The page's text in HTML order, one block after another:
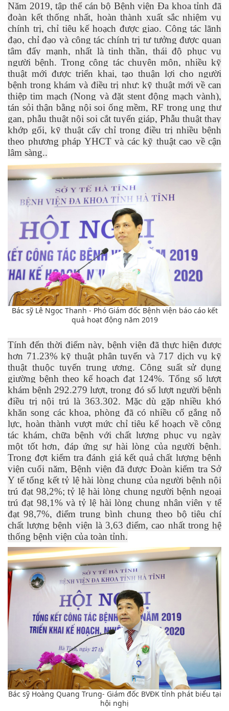
Năm 2019, tập thể cán bộ Bệnh viện Đa khoa tỉnh đã
đoàn kết thống nhất, hoàn thành xuất sắc nhiệm vụ
chính trị, chỉ tiêu kế hoạch được giao. Công tác lãnh
đạo, chỉ đạo và công tác chính trị tư tưởng được quan
tâm đẩy mạnh, nhất là tinh thần, thái độ phục vụ
người bệnh. Trong công tác chuyên môn, nhiều kỹ
thuật mới được triển khai, tạo thuận lợi cho người
bệnh trong khám và điều trị như: kỹ thuật mới về can
thiệp tim mạch (Nong và đặt stent động mạch vành),
tán sỏi thận bằng nội soi ống mềm, RF trong ung thư
gan, phẫu thuật nội soi cắt tuyến giáp, Phẫu thuật thay
khớp gối, kỹ thuật cấy chỉ trong điều trị nhiều bệnh
theo phương pháp YHCT và các kỹ thuật cao về cận
lâm sàng..
Bác sỹ Lê Ngọc Thanh - Phó Giám đốc Bệnh viện báo cáo kết
quả hoạt động năm 2019
Tính đến thời điểm này, bệnh viện đã thực hiện được
hơn 71.23% kỹ thuật phân tuyến và 717 dịch vụ kỹ
thuật thuộc tuyến trung ương. Công suất sử dụng
giường bệnh theo kế hoạch đạt 124%. Tổng số lượt
khám bệnh 292.279 lượt, trong đó số lượt người bệnh
điều trị nội trú là 363.302. Mặc dù gặp nhiều khó
khăn song các khoa, phòng đã có nhiều cố gắng nỗ
lực, hoàn thành vượt mức chỉ tiêu kế hoạch về công
tác khám, chữa bệnh với chất lượng phục vụ ngày
một tốt hơn, đáp ứng sự hài lòng của người bệnh.
Trong đợt kiểm tra đánh giá kết quả chất lượng bệnh
viện cuối năm, Bệnh viện đã được Đoàn kiểm tra Sở
Y tế tổng kết tỷ lệ hài lòng chung của người bệnh nội
trú đạt 98,2%; tỷ lệ hài lòng chung người bệnh ngoại
trú đạt 98,1% và tỷ lệ hài lòng chung nhân viên y tế
đạt 98,7%, điểm trung bình chung theo bộ tiêu chí
chất lượng bệnh viện là 3,63 điểm, cao nhất trong hệ
thống bệnh viện của toàn tỉnh.
Bác sỹ Hoàng Quang Trung- Giám đốc BVĐK tỉnh phát biểu tại
hội nghị